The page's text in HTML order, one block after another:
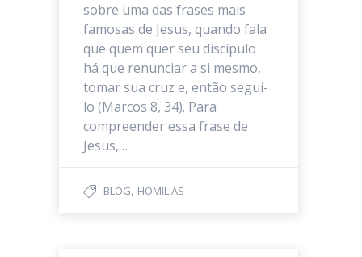
sobre uma das frases mais
famosas de Jesus, quando fala
que quem quer seu discípulo
há que renunciar a si mesmo,
tomar sua cruz e, então seguí-
lo (Marcos 8, 34). Para
compreender essa frase de
Jesus,…
BLOG, HOMILIAS